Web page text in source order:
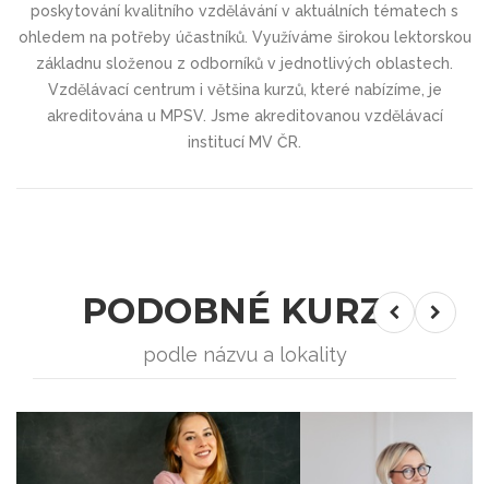
poskytování kvalitního vzdělávání v aktuálních tématech s
ohledem na potřeby účastníků. Využíváme širokou lektorskou
základnu složenou z odborníků v jednotlivých oblastech.
Vzdělávací centrum i většina kurzů, které nabízíme, je
akreditována u MPSV. Jsme akreditovanou vzdělávací
institucí MV ČR.
PODOBNÉ KURZY
podle názvu a lokality